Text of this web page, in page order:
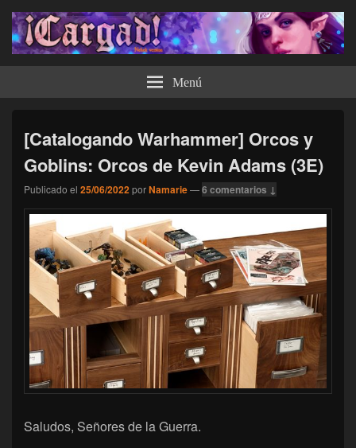
¡Cargad! Menú
[Catalogando Warhammer] Orcos y
Goblins: Orcos de Kevin Adams (3E)
Publicado el 25/06/2022porNamarie—6 comentarios ↓
Saludos, Señores de la Guerra.